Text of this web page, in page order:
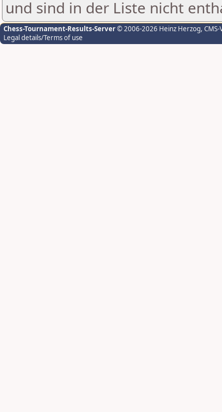
und sind in der Liste nicht
Chess-Tournament-Results-Server© 2006-2026 Heinz Herzog,
Legal details/Terms of use